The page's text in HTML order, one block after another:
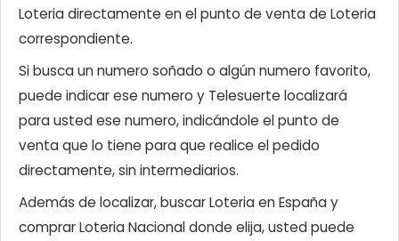
Loteria directamente en el punto de venta de Loteria
correspondiente.
Si busca un numero soñado o algún numero favorito,
puede indicar ese numero y Telesuerte localizará
para usted ese numero, indicándole el punto de
venta que lo tiene para que realice el pedido
directamente, sin intermediarios.
Además de localizar, buscar Loteria en España y
comprar Loteria Nacional donde elija, usted puede